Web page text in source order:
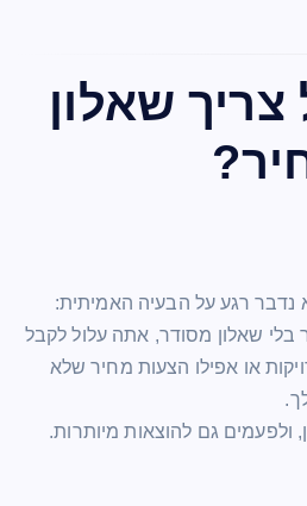
שאלון
נדבר רגע על הבעיה האמיתית:
שאלון מסודר, אתה עלול לקבל
או אפילו הצעות מחיר שלא
ולפעמים גם להוצאות מיותרות.